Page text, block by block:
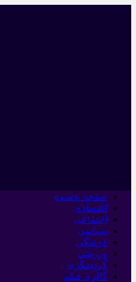
صفحه نخست
اقتصادی
اجتماعی
سیاسی
فرهنگی
ورزشی
گردشگری
گالری فیلم